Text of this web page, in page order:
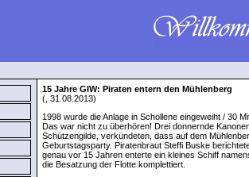
15 Jahre GIW: Piraten entern den Mühlenberg
(, 31.08.2013)
1998 wurde die Anlage in Schollene eingeweiht / 30
Das war nicht zu überhören! Drei donnernde
Schützengilde, verkündeten, dass auf dem
Geburtstagsparty. Piratenbraut Steffi Buske
genau vor 15 Jahren enterte ein kleines Schiff
die Besatzung der Flotte komplettiert.